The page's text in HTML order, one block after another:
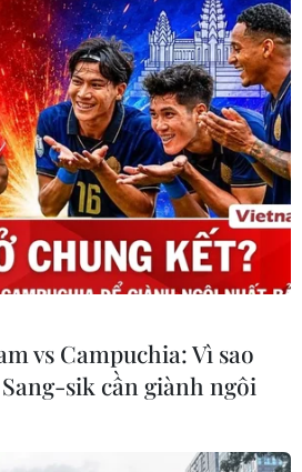
Thị trường dầu mỏ
Alexander Novak thị trường
định, nhờ các hành động của
sự cân bằng cung cầu được
vs Campuchia: Vì sao
sik cần giành ngôi